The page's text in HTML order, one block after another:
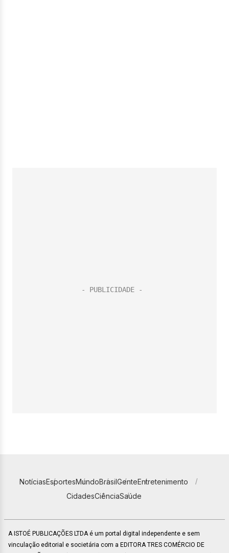
NotíciasEsportesMundoBrasilGenteEntretenimento
CidadesCiênciaSaúde
A ISTOÉ PUBLICAÇÕES LTDA é um portal digital independente e sem
vinculação editorial e societária com a EDITORA TRES COMÉRCIO DE